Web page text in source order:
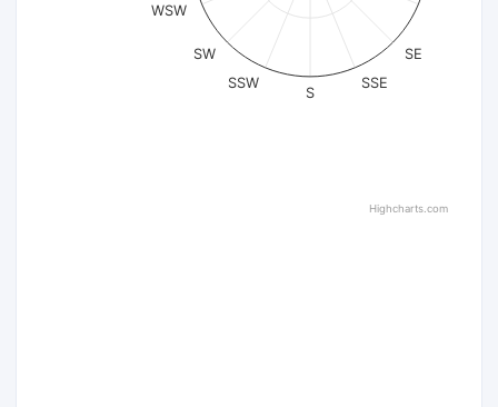
SE
SSE
S
SSW
SW
WSW
Highcharts.com